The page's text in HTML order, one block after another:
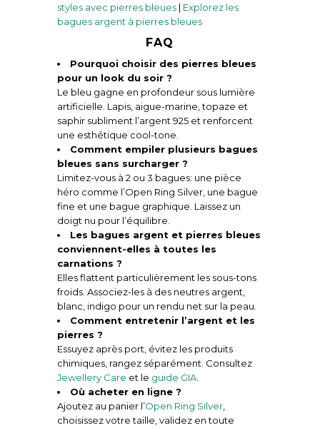
styles avec pierres bleues | Explorez les
bagues argent à pierres bleues
FAQ
Pourquoi choisir des pierres bleues
pour un look du soir ?
Le bleu gagne en profondeur sous lumière
artificielle. Lapis, aigue-marine, topaze et
saphir subliment l’argent 925 et renforcent
une esthétique cool-tone.
Comment empiler plusieurs bagues
bleues sans surcharger ?
Limitez-vous à 2 ou 3 bagues: une pièce
héro comme l’Open Ring Silver, une bague
fine et une bague graphique. Laissez un
doigt nu pour l’équilibre.
Les bagues argent et pierres bleues
conviennent-elles à toutes les
carnations ?
Elles flattent particulièrement les sous-tons
froids. Associez-les à des neutres argent,
blanc, indigo pour un rendu net sur la peau.
Comment entretenir l’argent et les
pierres ?
Essuyez après port, évitez les produits
chimiques, rangez séparément. Consultez
Jewellery Care et le guide GIA
Où acheter en ligne ?
Ajoutez au panier l’Open Ring Silver
choisissez votre taille, validez en toute